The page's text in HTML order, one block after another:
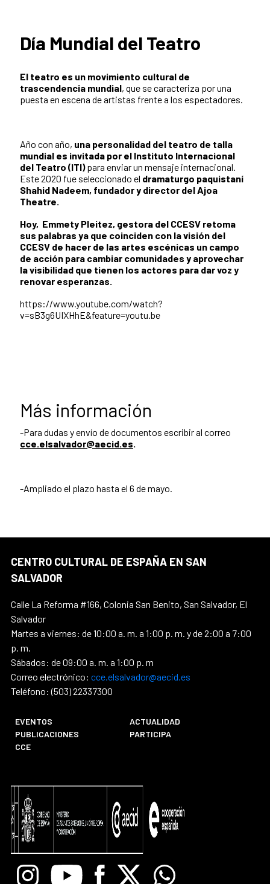
Día Mundial del Teatro
El teatro es un movimiento cultural de
trascendencia mundial, que se caracteriza por una
puesta en escena de artistas frente a los espectadores.
Año con año, una personalidad del teatro de talla
mundial es invitada por el Instituto Internacional
del Teatro (ITI)para enviar un mensaje internacional.
Este 2020 fue seleccionado el dramaturgo paquistaní
Shahid Nadeem, fundador y director del Ajoa
Theatre.
Hoy, Emmety Pleitez, gestora del CCESV retoma
sus palabras ya que coinciden con la visión del
CCESV de hacer de las artes escénicas un campo
de acción para cambiar comunidades y aprovechar
la visibilidad que tienen los actores para dar voz y
renovar esperanzas.
https://www.youtube.com/watch?
v=sB3g6UIXHhE&feature=youtu.be
Más información
-Para dudas y envío de documentos escribir al correo
cce.elsalvador@aecid.es.
-Ampliado el plazo hasta el 6 de mayo.
CENTRO CULTURAL DE ESPAÑA EN SAN
SALVADOR
Calle La Reforma #166, Colonia San Benito, San Salvador, El
Salvador
Martes a viernes: de 10:00 a. m. a 1:00 p. m. y de 2:00 a 7:00
p. m.
Sábados: de 09:00 a. m. a 1:00 p. m
Correo electrónico: cce.elsalvador@aecid.es
Teléfono: (503) 22337300
EVENTOS
ACTUALIDAD
PUBLICACIONES
PARTICIPA
CCE
InstagramYoutube Facebook
X Whatsapp